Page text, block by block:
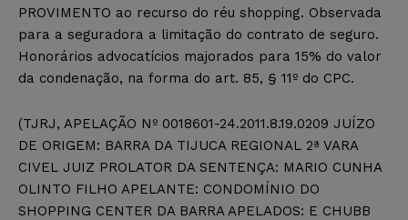
PROVIMENTO ao recurso do réu shopping. Observada
para a seguradora a limitação do contrato de seguro.
Honorários advocatícios majorados para 15% do valor
da condenação, na forma do art. 85, § 11º do CPC.
(TJRJ, APELAÇÃO Nº 0018601-24.2011.8.19.0209 JUÍZO
DE ORIGEM: BARRA DA TIJUCA REGIONAL 2ª VARA
CIVEL JUIZ PROLATOR DA SENTENÇA: MARIO CUNHA
OLINTO FILHO APELANTE: CONDOMÍNIO DO
SHOPPING CENTER DA BARRA APELADOS: E CHUBB